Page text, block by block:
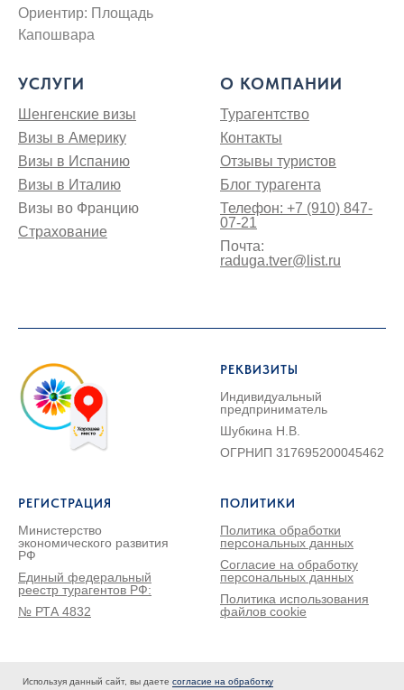
Используя данный сайт, вы даете согласие на обработку
Ориентир: Площадь
Капошвара
УСЛУГИ
Шенгенские визы
Визы в Америку
Визы в Испанию
Визы в Италию
Визы во Францию
Страхование
О КОМПАНИИ
Турагентство
Контакты
Отзывы туристов
Блог турагента
Телефон: +7 (910) 847-
07-21
Почта:
raduga.tver@list.ru
РЕКВИЗИТЫ
Индивидуальный
предприниматель
Шубкина Н.В.
ОГРНИП 317695200045462
РЕГИСТРАЦИЯ
Министерство
экономического развития
РФ
Единый федеральный
реестр турагентов РФ:
№ РТА 4832
ПОЛИТИКИ
Политика обработки
персональных данных
Согласие на обработку
персональных данных
Политика использования
файлов cookie